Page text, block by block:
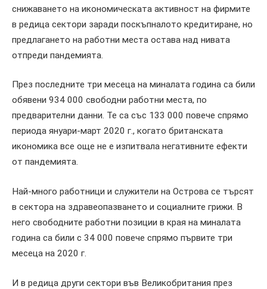
снижаването на икономическата активност на фирмите
в редица сектори заради поскъпналото кредитиране, но
предлагането на работни места остава над нивата
отпреди пандемията.
През последните три месеца на миналата година са били
обявени 934 000 свободни работни места, по
предварителни данни. Те са със 133 000 повече спрямо
периода януари-март 2020 г., когато британската
икономика все още не e изпитвала негативните ефекти
от пандемията.
Най-много работници и служители на Острова се търсят
в сектора на здравеопазването и социалните грижи. В
него свободните работни позиции в края на миналата
година са били с 34 000 повече спрямо първите три
месеца на 2020 г.
И в редица други сектори във Великобритания през